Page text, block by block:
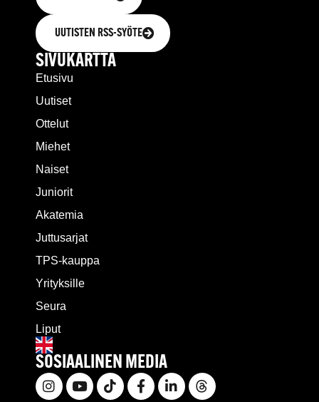
UUTISTEN RSS-SYÖTE
SIVUKARTTA
Etusivu
Uutiset
Ottelut
Miehet
Naiset
Juniorit
Akatemia
Juttusarjat
TPS-kauppa
Yrityksille
Seura
Liput
SOSIAALINEN MEDIA